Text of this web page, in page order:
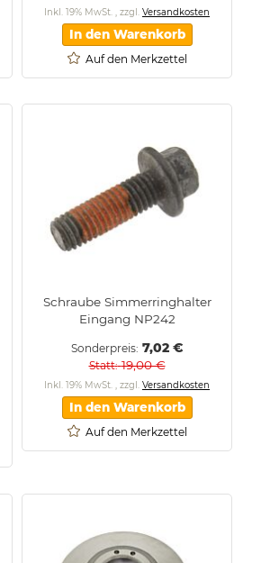
Inkl. 19% MwSt. zzgl. Versandkosten
In den Warenkorb
Auf den Merkzettel
Schraube Simmerringhalter
Eingang NP242
Sonderpreis 7,02 €
Statt 19,00 €
Inkl. 19% MwSt. , zzgl. Versandkosten
In den Warenkorb
Auf den Merkzettel